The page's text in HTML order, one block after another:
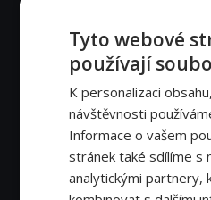
Tyto webové
používají
K personalizaci
návštěvnosti
Informace o vašem
stránek také sdílíme s
analytickými partnery,